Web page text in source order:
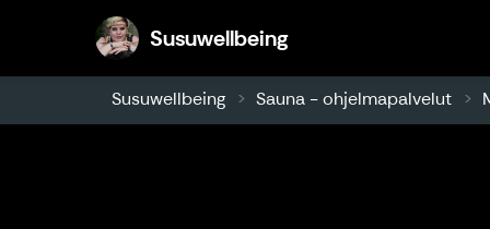
SusuwellbeingSusuwellbeing
Susuwellbeing Sauna - ohjelmapalvelut